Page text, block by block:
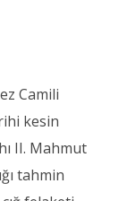
Camili
kesin
II. Mahmut
tahmin